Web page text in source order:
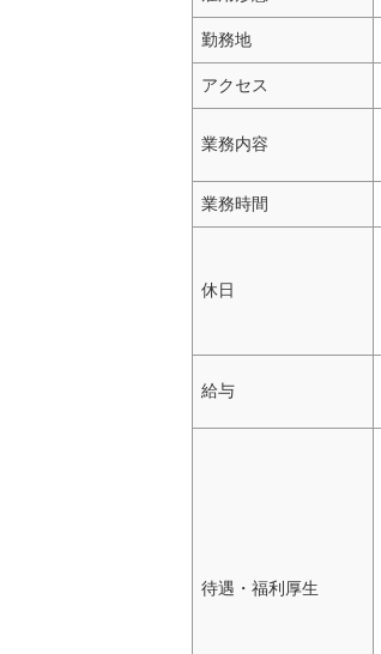
勤務地
アクセス
業務内容
業務時間
休日
給与
待遇・福利厚生